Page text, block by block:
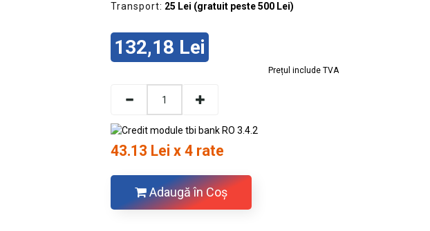
Transport: 25 Lei (gratuit peste 500 Lei)
132,18 Lei
Prețul include TVA
43.13 Lei x 4 rate
Adaugă în Coş